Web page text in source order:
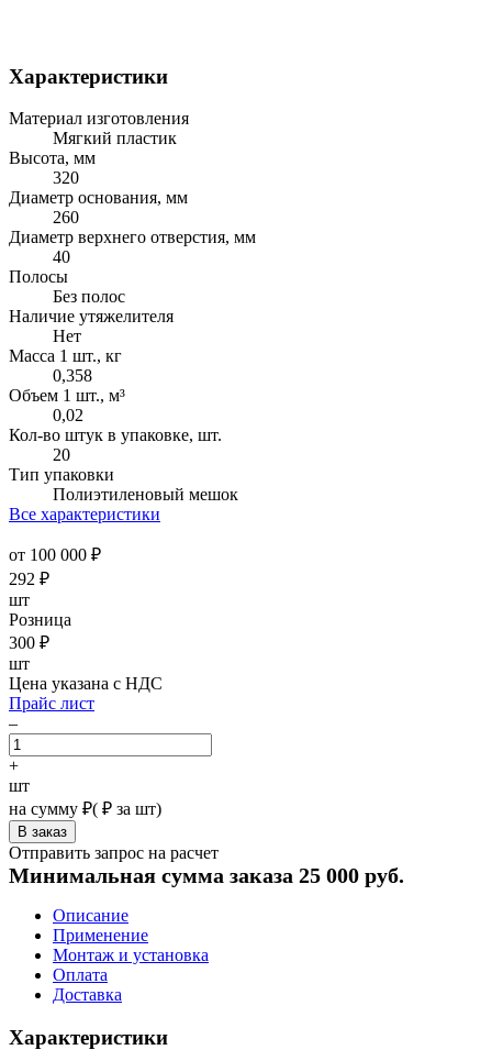
Характеристики
Материал изготовления
Мягкий пластик
Высота, мм
320
Диаметр основания, мм
260
Диаметр верхнего отверстия, мм
40
Полосы
Без полос
Наличие утяжелителя
Нет
Масса 1 шт., кг
0,358
Объем 1 шт., м³
0,02
Кол-во штук в упаковке, шт.
20
Тип упаковки
Полиэтиленовый мешок
Все характеристики
от 100 000 ₽
292 ₽
шт
Розница
300 ₽
шт
Цена указана с НДС
Прайс лист
–
+
шт
на сумму ₽( ₽ за шт)
Отправить запрос на расчет
Минимальная сумма заказа 25 000 руб.
Описание
Применение
Монтаж и установка
Оплата
Доставка
Характеристики